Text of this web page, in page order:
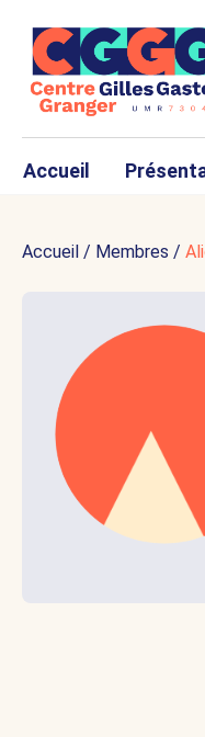
Accueil
Accueil / Membres /